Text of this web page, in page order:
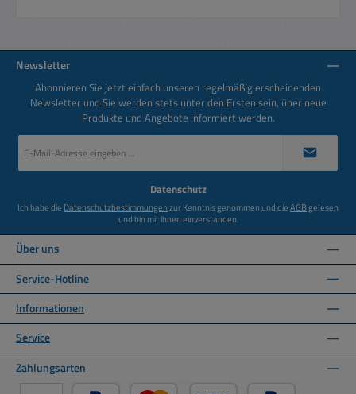
Newsletter
Abonnieren Sie jetzt einfach unseren regelmäßig erscheinenden
Newsletter und Sie werden stets unter den Ersten sein, über neue
Produkte und Angebote informiert werden.
Mail-
Datenschutz
Ich habe die Datenschutzbestimmungenzur Kenntnis genommen und dieAGBgelesen
und bin mit ihnen einverstanden.
Über uns
Service-Hotline
Informationen
Service
Zahlungsarten